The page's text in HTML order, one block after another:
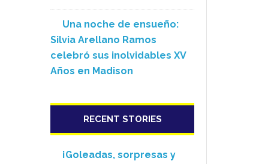
Una noche de ensueño:
Silvia Arellano Ramos
celebró sus inolvidables XV
Años en Madison
RECENT STORIES
¡Goleadas, sorpresas y